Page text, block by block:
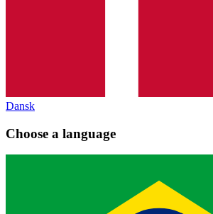
Dansk
Choose a language